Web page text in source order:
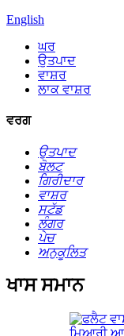
English
ਘਰ
ਉਤਪਾਦ
ਵਾਸ਼ਰ
ਲਾਕ ਵਾਸ਼ਰ
ਵਰਗ
ਉਤਪਾਦ
ਬੋਲਟ
ਗਿਰੀਦਾਰ
ਵਾਸ਼ਰ
ਸਟੱਡ
ਲੰਗਰ
ਪੇਚ
ਅਨੁਕੂਲਿਤ
ਖਾਸ ਸਮਾਨ